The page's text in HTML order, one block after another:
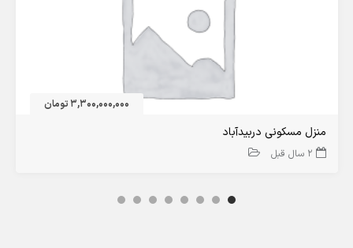
3,300,000,000 تومان
منزل مسکونی دربیدآباد
2 سال قبل